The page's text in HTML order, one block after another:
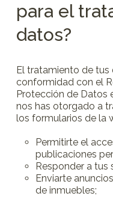
para el
datos?
El tratamiento de
conformidad con el
Protección de Datos
nos has otorgado a
los formularios de la
Permitirte el
publicaciones
Responder a tus
Enviarte
de inmuebles;